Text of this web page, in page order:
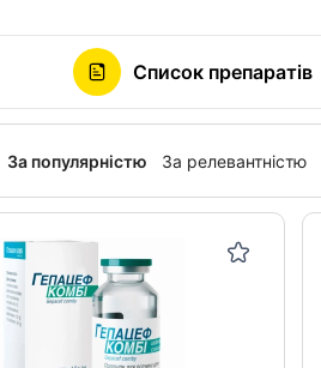
Список препаратів
За популярністю За релевантністю